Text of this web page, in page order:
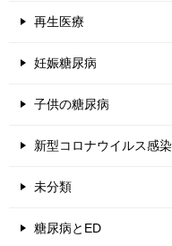
再生医療
妊娠糖尿病
子供の糖尿病
新型コロナウイルス感染
未分類
糖尿病とED